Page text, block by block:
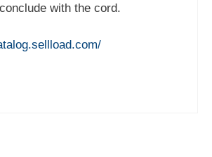
with the cord.